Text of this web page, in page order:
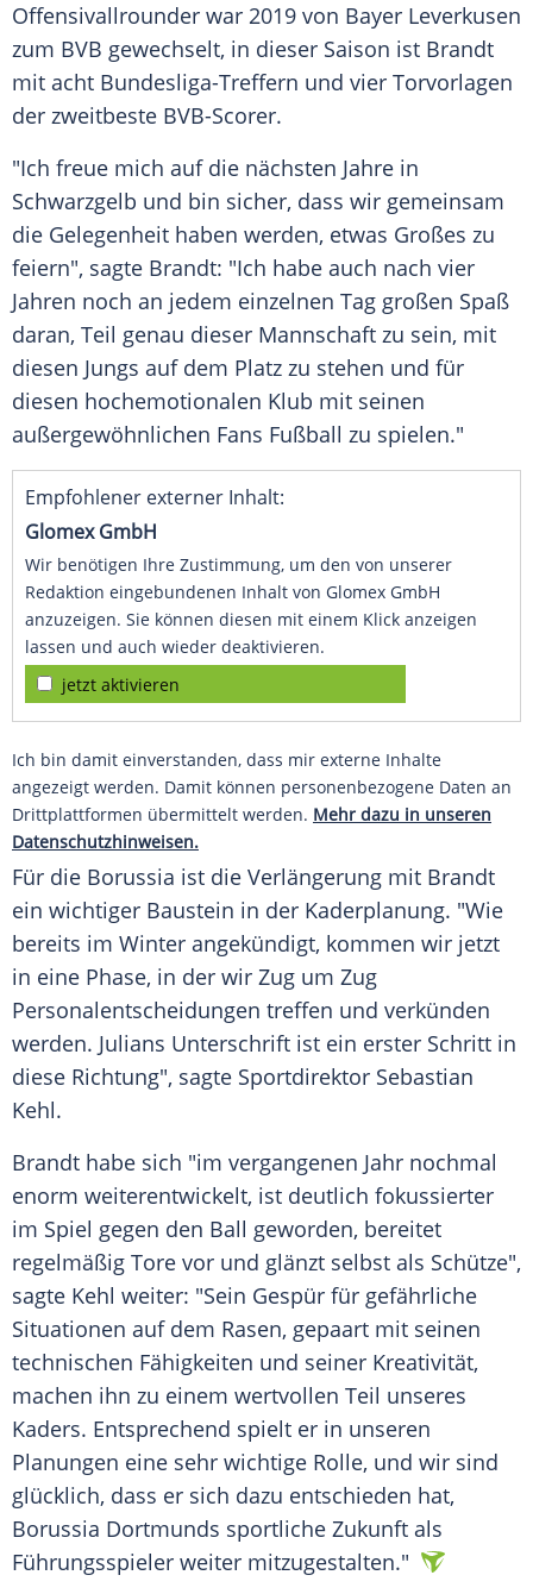
Offensivallrounder war 2019 von Bayer Leverkusen
zum BVB gewechselt, in dieser Saison ist Brandt
mit acht Bundesliga-Treffern und vier Torvorlagen
der zweitbeste BVB-Scorer.
"Ich freue mich auf die nächsten Jahre in
Schwarzgelb und bin sicher, dass wir gemeinsam
die Gelegenheit haben werden, etwas Großes zu
feiern", sagte Brandt: "Ich habe auch nach vier
Jahren noch an jedem einzelnen Tag großen Spaß
daran, Teil genau dieser Mannschaft zu sein, mit
diesen Jungs auf dem Platz zu stehen und für
diesen hochemotionalen Klub mit seinen
außergewöhnlichen Fans Fußball zu spielen."
Empfohlener externer Inhalt:
Glomex GmbH
Wir benötigen Ihre Zustimmung, um den von unserer
Redaktion eingebundenen Inhalt von Glomex GmbH
anzuzeigen. Sie können diesen mit einem Klick anzeigen
lassen und auch wieder deaktivieren.
jetzt aktivieren
Ich bin damit einverstanden, dass mir externe Inhalte
angezeigt werden. Damit können personenbezogene Daten an
Drittplattformen übermittelt werden. Mehr dazu in unseren
Datenschutzhinweisen.
Für die Borussia ist die Verlängerung mit Brandt
ein wichtiger Baustein in der Kaderplanung. "Wie
bereits im Winter angekündigt, kommen wir jetzt
in eine Phase, in der wir Zug um Zug
Personalentscheidungen treffen und verkünden
werden. Julians Unterschrift ist ein erster Schritt in
diese Richtung", sagte Sportdirektor Sebastian
Kehl.
Brandt habe sich "im vergangenen Jahr nochmal
enorm weiterentwickelt, ist deutlich fokussierter
im Spiel gegen den Ball geworden, bereitet
regelmäßig Tore vor und glänzt selbst als Schütze",
sagte Kehl weiter: "Sein Gespür für gefährliche
Situationen auf dem Rasen, gepaart mit seinen
technischen Fähigkeiten und seiner Kreativität,
machen ihn zu einem wertvollen Teil unseres
Kaders. Entsprechend spielt er in unseren
Planungen eine sehr wichtige Rolle, und wir sind
glücklich, dass er sich dazu entschieden hat,
Borussia Dortmunds sportliche Zukunft als
Führungsspieler weiter mitzugestalten."